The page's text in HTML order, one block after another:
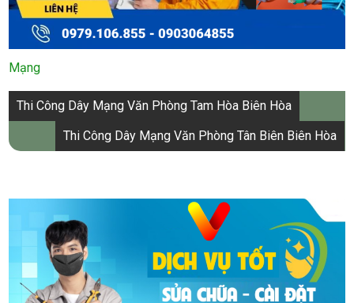
Mạng
Điều
hướng
bài
Thi Công Dây Mạng Văn Phòng Tam Hòa Biên Hòa
Thi Công Dây Mạng Văn Phòng Tân Biên Biên Hòa